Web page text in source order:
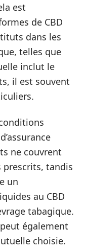
est
de CBD
dans les
telles que
inclut le
il est souvent
ne couvrent
tandis
un
au CBD
tabagique.
également
choisie.